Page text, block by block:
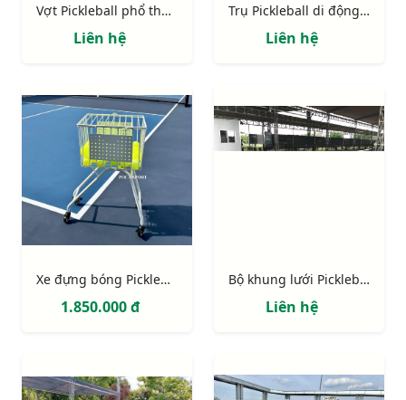
Vợt Pickleball phổ thông
Liên hệ
Trụ Pickleball di động 303801-P
Liên hệ
Xe đựng bóng Pickleball và Tennis
1.850.000 đ
Bộ khung lưới Pickleball luyện tập
Liên hệ